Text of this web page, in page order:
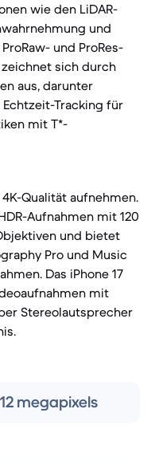
wie den LiDAR-
und
und ProRes-
sich durch
aus, darunter
Tracking für
mit T*-
Qualität aufnehmen.
Aufnahmen mit 120
und bietet
Pro und Music
Das iPhone 17
mit
Stereolautsprecher
12 megapixels